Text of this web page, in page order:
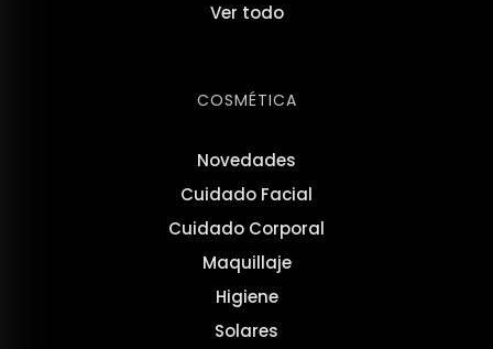
Ver todo
COSMÉTICA
Novedades
Cuidado Facial
Cuidado Corporal
Maquillaje
Higiene
Solares